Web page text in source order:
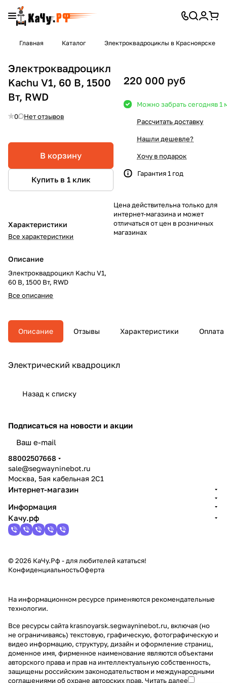
Главная Каталог Электроквадроциклы в Красноярске
Электроквадроцикл
Kachu V1, 60 В, 1500
Вт, RWD
0 Нет отзывов
В корзину
Купить в 1 клик
Характеристики
Все характеристики
Описание
Электроквадроцикл Kachu V1,
60 В, 1500 Вт, RWD
Все описание
220 000 руб
Можно забрать сегодняв 1
Рассчитать доставку
Нашли дешевле?
Хочу в подарок
Гарантия 1 год
Цена действительна только для
интернет-магазина и может
отличаться от цен в розничных
магазинах
Описание Отзывы Характеристики Оплата
Электрический квадроцикл
Назад к списку
Подписаться на новости и акции
88002507668
sale@segwayninebot.ru
Москва, 5ая кабельная 2С1
Интернет-магазин
Информация
Качу.рф
© 2026 КаЧу.Рф - для любителей кататься!
КонфиденциальностьОферта
На информационном ресурсе применяются рекомендательные
технологии.
Все ресурсы сайта krasnoyarsk.segwayninebot.ru, включая (но
не ограничиваясь) текстовую, графическую, фотографическую и
видео информацию, структуру, дизайн и оформление страниц,
доменное имя, фирменное наименование являются объектами
авторского права и прав на интеллектуальную собственность,
защищены российским законодательством и международными
соглашениями об охране авторских прав. Читать далее